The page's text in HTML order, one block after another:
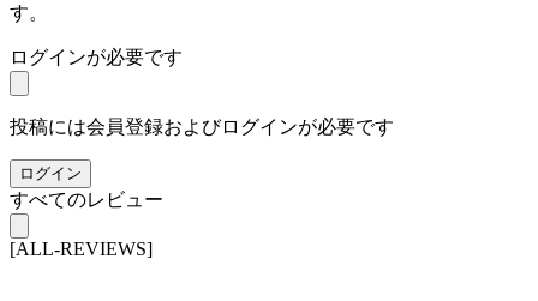
す。
ログインが必要です
投稿には会員登録およびログインが必要です
ログイン
すべてのレビュー
[ALL-REVIEWS]